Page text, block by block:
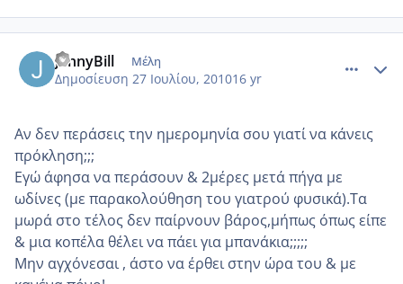
JennyBill Μέλη
Δημοσίευση 27 Ιουλίου, 201016 yr
Αν δεν περάσεις την ημερομηνία σου γιατί να κάνεις
πρόκληση;;;
Εγώ άφησα να περάσουν & 2μέρες μετά πήγα με
ωδίνες (με παρακολούθηση του γιατρού φυσικά).Τα
μωρά στο τέλος δεν παίρνουν βάρος,μήπως όπως είπε
& μια κοπέλα θέλει να πάει για μπανάκια;;;;;
Μην αγχόνεσαι , άστο να έρθει στην ώρα του & με